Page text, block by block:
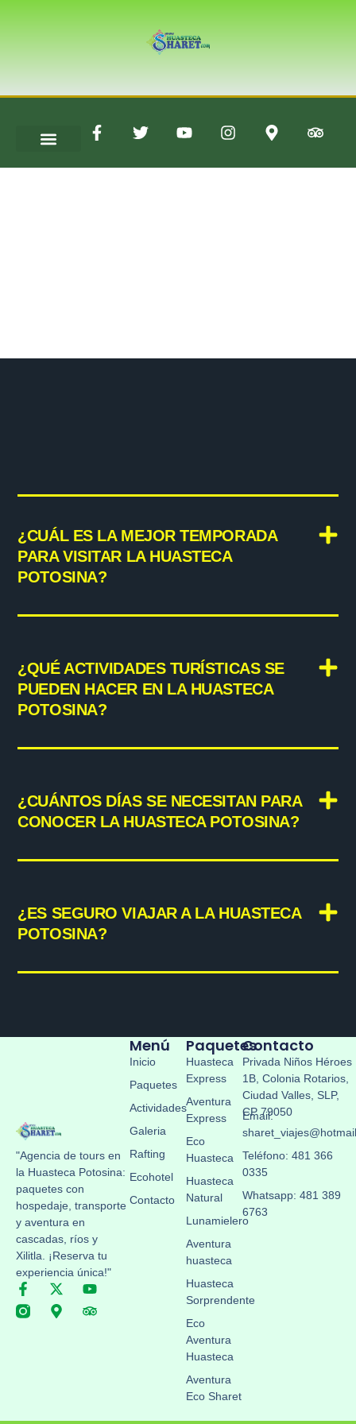
¿CUÁL ES LA MEJOR TEMPORADA
PARA VISITAR LA HUASTECA
POTOSINA?
¿QUÉ ACTIVIDADES TURÍSTICAS SE
PUEDEN HACER EN LA HUASTECA
POTOSINA?
¿CUÁNTOS DÍAS SE NECESITAN PARA
CONOCER LA HUASTECA POTOSINA?
¿ES SEGURO VIAJAR A LA HUASTECA
POTOSINA?
"Agencia de tours en
la Huasteca Potosina:
paquetes con
hospedaje, transporte
y aventura en
cascadas, ríos y
Xilitla. ¡Reserva tu
experiencia única!"
Paquetes
Huasteca
Express
Aventura
Express
Eco
Huasteca
Huasteca
Natural
Lunamielero
Aventura
huasteca
Huasteca
Sorprendente
Eco
Aventura
Huasteca
Aventura
Eco Sharet
Menú
Inicio
Paquetes
Actividades
Galeria
Rafting
Ecohotel
Contacto
Contacto
Privada Niños Héroes
1B, Colonia Rotarios,
Ciudad Valles, SLP,
CP 79050
Email:
Teléfono: 481 366
0335
Whatsapp: 481 389
6763